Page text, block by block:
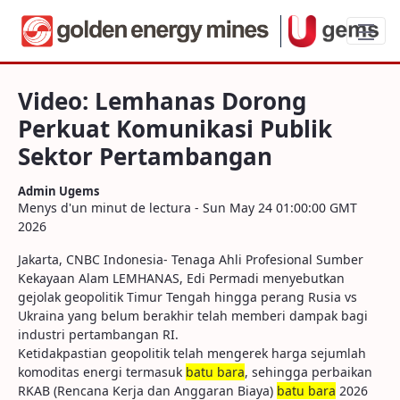
Video: Lemhanas Dorong Perkuat
Video: Lemhanas Dorong
Perkuat Komunikasi Publik
Sektor Pertambangan
Admin Ugems
Menys d'un minut de lectura - Sun May 24 01:00:00 GMT
2026
Jakarta, CNBC Indonesia- Tenaga Ahli Profesional Sumber
Kekayaan Alam LEMHANAS, Edi Permadi menyebutkan
gejolak geopolitik Timur Tengah hingga perang Rusia vs
Ukraina yang belum berakhir telah memberi dampak bagi
industri pertambangan RI.
Ketidakpastian geopolitik telah mengerek harga sejumlah
komoditas energi termasuk batu bara, sehingga perbaikan
RKAB (Rencana Kerja dan Anggaran Biaya) batu bara 2026